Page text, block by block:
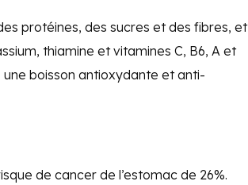
protéines, des sucres et des fibres, et
thiamine et vitamines C, B6, A et
boisson antioxydante et anti-
de cancer de l’estomac de 26%.